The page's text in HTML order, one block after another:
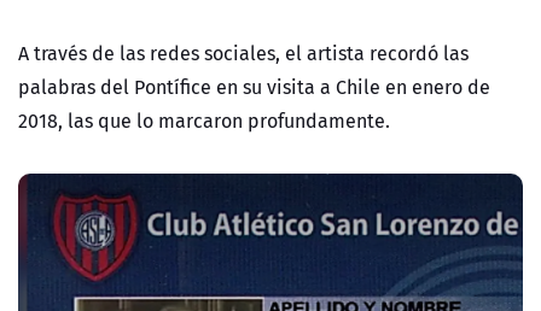
A través de las redes sociales, el artista recordó las
palabras del Pontífice en su visita a Chile en enero de
2018, las que lo marcaron profundamente.